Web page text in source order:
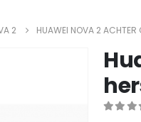
2 HUAWEI NOVA 2 ACHTER